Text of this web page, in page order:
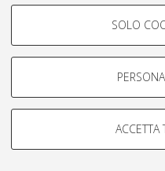
COOKIE DI
Si tratta di cookie utilizzati
navigazione degli utenti,
Mostra cookie di
COOKIE TECNICI -
SOLO
ACCETTA
© ALMA MATER